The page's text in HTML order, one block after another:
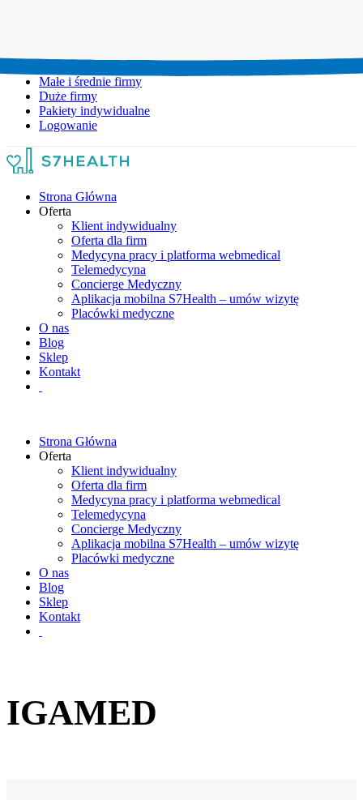
Małe i średnie firmy
Duże firmy
Pakiety indywidualne
Logowanie
Strona Główna
Oferta
Klient indywidualny
Oferta dla firm
Medycyna pracy i platforma webmedical
Telemedycyna
Concierge Medyczny
Aplikacja mobilna S7Health – umów wizytę
Placówki medyczne
O nas
Blog
Sklep
Kontakt
Strona Główna
Oferta
Klient indywidualny
Oferta dla firm
Medycyna pracy i platforma webmedical
Telemedycyna
Concierge Medyczny
Aplikacja mobilna S7Health – umów wizytę
Placówki medyczne
O nas
Blog
Sklep
Kontakt
IGAMED